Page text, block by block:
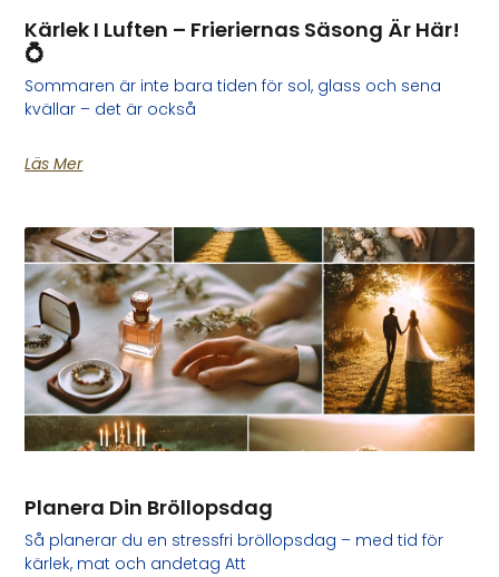
Kärlek I Luften – Frieriernas Säsong Är Här!
💍
Sommaren är inte bara tiden för sol, glass och sena
kvällar – det är också
Läs Mer
Planera Din Bröllopsdag
Så planerar du en stressfri bröllopsdag – med tid för
kärlek, mat och andetag Att